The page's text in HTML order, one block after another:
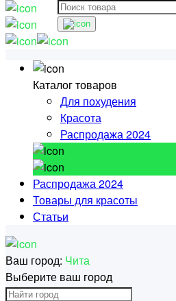
Каталог товаров
Для похудения
Красота
Распродажа 2024
Распродажа 2024
Товары для красоты
Статьи
Ваш город: Чита
Выберите ваш город